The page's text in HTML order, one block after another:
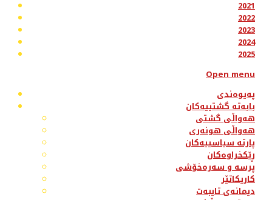
2021
2022
2023
2024
2025
Open menu
پەیوەندی
بابەتە گشتییەکان
هەواڵی گشتی
هەواڵی هونەری
پارتە سیاسییەکان
ڕێکخراوەکان
پرسە و سەرەخۆشی
کاریکاتێر
دیمانەی تایبەت